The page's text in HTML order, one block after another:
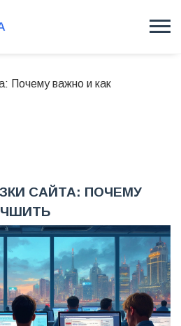
Почему важно и как
САЙТА: ПОЧЕМУ